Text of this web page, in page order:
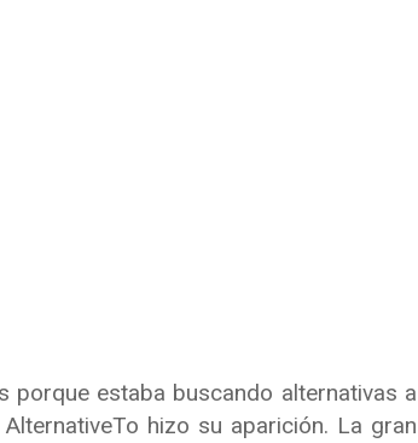
estaba buscando alternativas a
hizo su aparición. La gran